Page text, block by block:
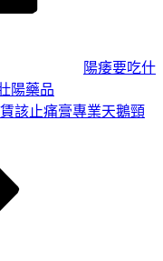
陽痿要吃什
陽藥品
該止痛膏專業天鵝頸